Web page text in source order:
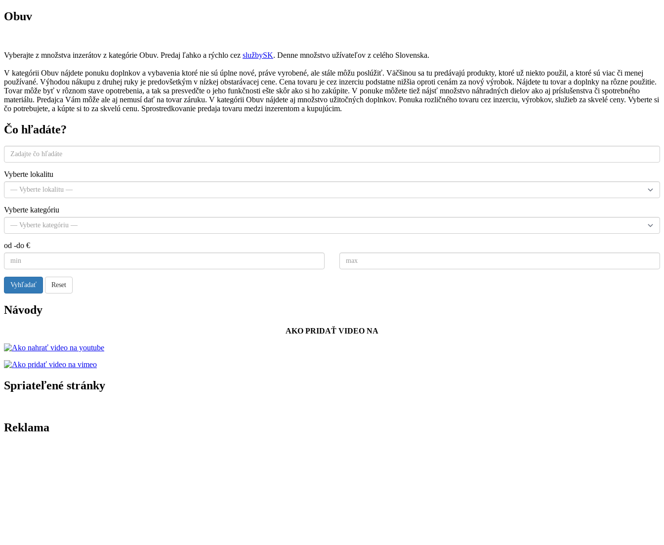
Obuv
Vyberajte z množstva inzerátov z kategórie Obuv. Predaj ľahko a rýchlo cez službySK. Denne množstvo užívateľov z celého Slovenska.
V kategórii Obuv nájdete ponuku doplnkov a vybavenia ktoré nie sú úplne nové, práve vyrobené, ale stále môžu poslúžiť. Väčšinou sa tu predávajú produkty, ktoré už niekto použil, a ktoré sú viac či menej
používané. Výhodou nákupu z druhej ruky je predovšetkým v nízkej obstarávacej cene. Cena tovaru je cez inzerciu podstatne nižšia oproti cenám za nový výrobok. Nájdete tu tovar a doplnky na rôzne použitie.
Tovar môže byť v rôznom stave opotrebenia, a tak sa presvedčte o jeho funkčnosti ešte skôr ako si ho zakúpite. V ponuke môžete tiež nájsť množstvo náhradných dielov ako aj príslušenstva či spotrebného
materiálu. Predajca Vám môže ale aj nemusí dať na tovar záruku. V kategórii Obuv nájdete aj množstvo užitočných doplnkov. Ponuka rozličného tovaru cez inzerciu, výrobkov, služieb za skvelé ceny. Vyberte si
čo potrebujete, a kúpte si to za skvelú cenu. Sprostredkovanie predaja tovaru medzi inzerentom a kupujúcim.
Čo hľadáte?
Vyberte lokalitu
Vyberte kategóriu
od -do €
Vyhľadať Reset
Návody
AKO PRIDAŤ VIDEO NA
Spriateľené stránky
Reklama